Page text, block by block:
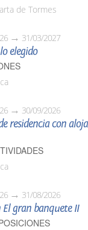
de Tormes
31/03/2027
elegido
30/09/2026
residencia con
31/08/2026
El gran banquete II